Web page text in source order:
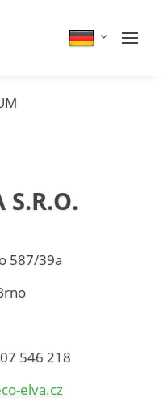
S.R.O.
587/39a
546 218
elva.cz